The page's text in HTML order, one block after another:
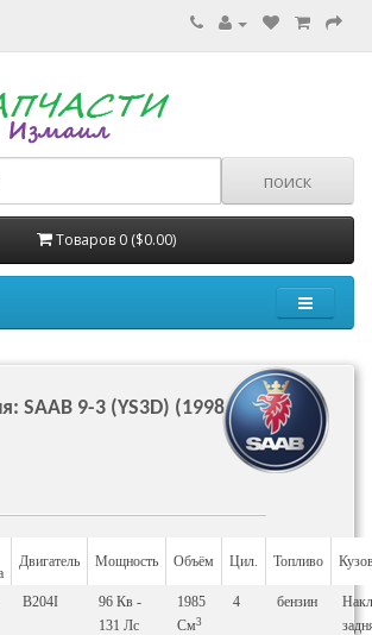
Товаров 0 ($0.00)
SAAB 9-3 (YS3D) (1998 - 2003)
Двигатель Мощность Объём Цил. Топливо
B204I 96 Кв -
131 Лс
1985
См3
4 бензин